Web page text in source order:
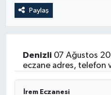
Paylaş
Denizli 07 Ağustos
eczane adres, telefon
İrem Eczanesi